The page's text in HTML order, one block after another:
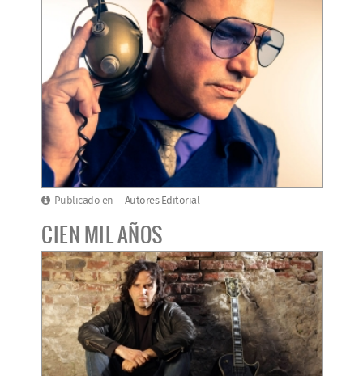
Publicado en Autores Editorial
CIEN MIL AÑOS